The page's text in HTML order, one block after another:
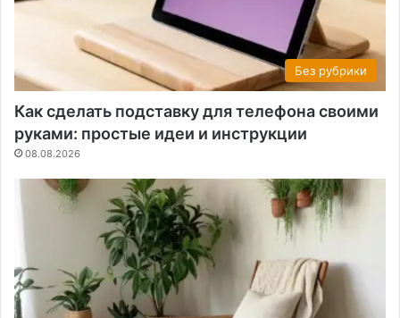
Без рубрики
Как сделать подставку для телефона своими
руками: простые идеи и инструкции
08.08.2026